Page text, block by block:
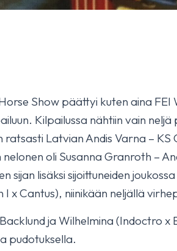
Show päättyi kuten aina
Kilpailussa nähtiin vain
ratsasti Latvian Andis Varna –
nelonen oli Susanna Granroth –
sijan lisäksi sijoittuneiden
I x Cantus), niinikään neljällä
ja Wilhelmina (Indoctro x
pudotuksella.